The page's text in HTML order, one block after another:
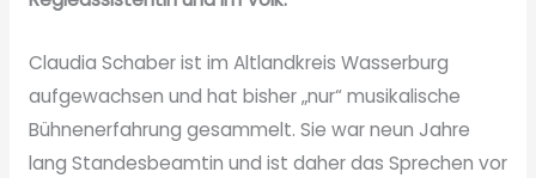
Claudia Schaber ist im Altlandkreis Wasserburg
aufgewachsen und hat bisher „nur“ musikalische
Bühnenerfahrung gesammelt. Sie war neun Jahre
lang Standesbeamtin und ist daher das Sprechen vor